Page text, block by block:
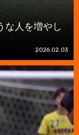
な人を増やし
2026.02.03